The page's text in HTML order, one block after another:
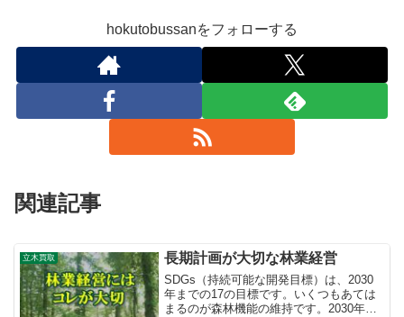
hokutobussanをフォローする
関連記事
立木買取 長期計画が大切な林業経営
SDGs（持続可能な開発目標）は、2030
年までの17の目標です。いくつもあては
まるのが森林機能の維持です。2030年以